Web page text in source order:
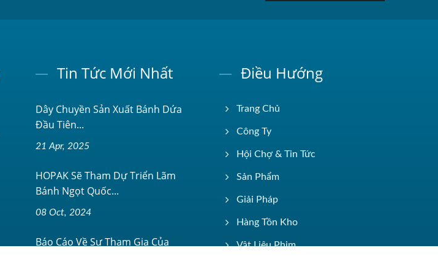
Tin Tức Mới Nhất
Dây Chuyền Sản Xuất Bánh Dứa
Đầu Tiên...
21 Apr, 2025
HOPAK Sẽ Tham Dự Triển Lãm
Bánh Ngọt Quốc...
08 Oct, 2024
Báo Cáo Về Sự Tham Gia Của
Điều Hướng
Trang Chủ
Công Ty
Hội Chợ & Tin Tức
Sản Phẩm
Giải Pháp
Hàng Tồn Kho
Vật Liệu Phim